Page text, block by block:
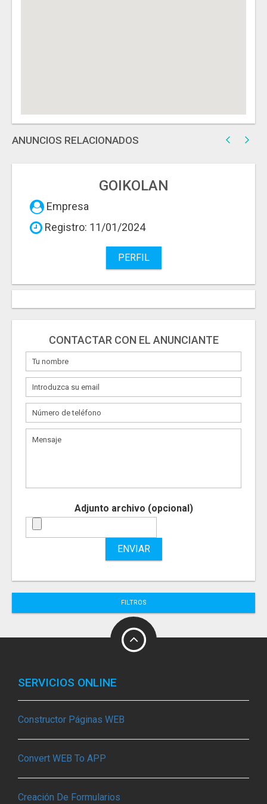
ANUNCIOS RELACIONADOS
GOIKOLAN
Empresa
Registro: 11/01/2024
PERFIL
CONTACTAR CON EL ANUNCIANTE
Adjunto archivo (opcional)
ENVIAR
FILTROS
SERVICIOS ONLINE
Constructor Páginas WEB
Convert WEB To APP
Creación De Formularios